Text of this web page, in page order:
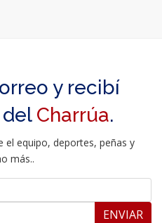
y recibí
del Charrúa.
el equipo, deportes, peñas y
más..
ENVIAR